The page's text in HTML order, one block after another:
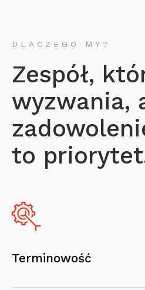
DLACZEGO MY?
Zespół,
wyzwania,
to
Terminowość